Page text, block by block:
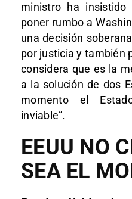
ministro ha insistido
poner rumbo a
una decisión
por justicia y también
considera que es la
a la solución de dos
momento el
inviable”.
EEUU NO
SEA EL